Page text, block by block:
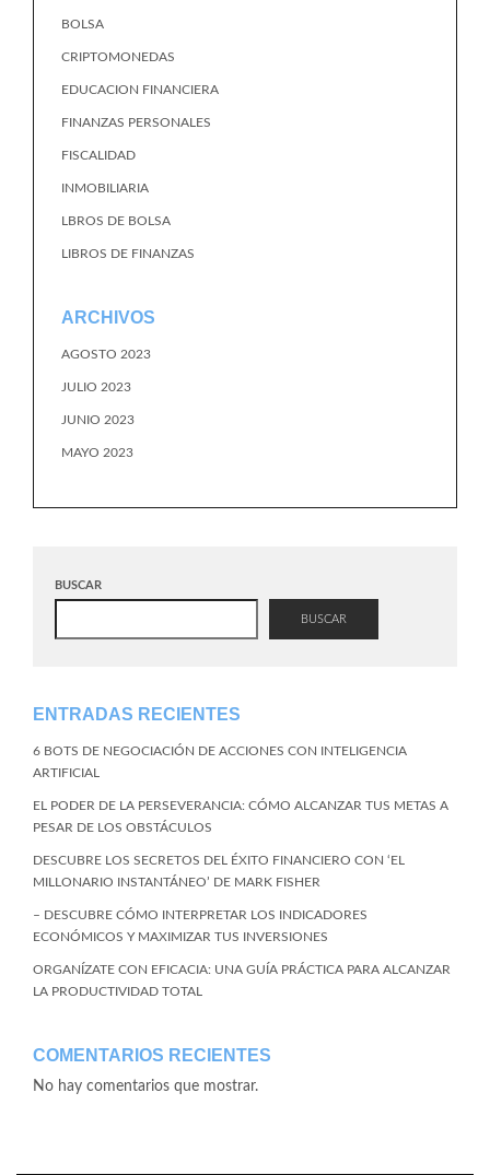
BOLSA
CRIPTOMONEDAS
EDUCACION FINANCIERA
FINANZAS PERSONALES
FISCALIDAD
INMOBILIARIA
LBROS DE BOLSA
LIBROS DE FINANZAS
ARCHIVOS
AGOSTO 2023
JULIO 2023
JUNIO 2023
MAYO 2023
BUSCAR
BUSCAR
ENTRADAS RECIENTES
6 BOTS DE NEGOCIACIÓN DE ACCIONES CON INTELIGENCIA
ARTIFICIAL
EL PODER DE LA PERSEVERANCIA: CÓMO ALCANZAR TUS METAS A
PESAR DE LOS OBSTÁCULOS
DESCUBRE LOS SECRETOS DEL ÉXITO FINANCIERO CON ‘EL
MILLONARIO INSTANTÁNEO’ DE MARK FISHER
– DESCUBRE CÓMO INTERPRETAR LOS INDICADORES
ECONÓMICOS Y MAXIMIZAR TUS INVERSIONES
ORGANÍZATE CON EFICACIA: UNA GUÍA PRÁCTICA PARA ALCANZAR
LA PRODUCTIVIDAD TOTAL
COMENTARIOS RECIENTES
No hay comentarios que mostrar.